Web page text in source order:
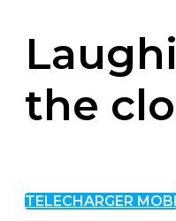
the
TELECHARGER MOBI